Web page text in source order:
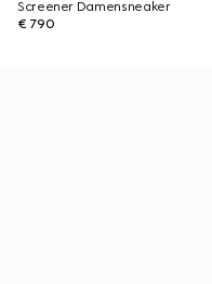
Screener Damensneaker
€ 790